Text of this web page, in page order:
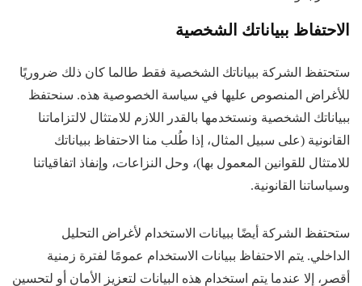
الاحتفاظ ببياناتك الشخصية
ستحتفظ الشركة ببياناتك الشخصية فقط طالما كان ذلك ضروريًا
للأغراض المنصوص عليها في سياسة الخصوصية هذه. سنحتفظ
ببياناتك الشخصية ونستخدمها بالقدر اللازم للامتثال لالتزاماتنا
القانونية (على سبيل المثال، إذا طُلب منا الاحتفاظ ببياناتك
للامتثال للقوانين المعمول بها)، وحل النزاعات، وإنفاذ اتفاقياتنا
وسياساتنا القانونية.
ستحتفظ الشركة أيضًا ببيانات الاستخدام لأغراض التحليل
الداخلي. يتم الاحتفاظ ببيانات الاستخدام عمومًا لفترة زمنية
أقصر، إلا عندما يتم استخدام هذه البيانات لتعزيز الأمان أو لتحسين